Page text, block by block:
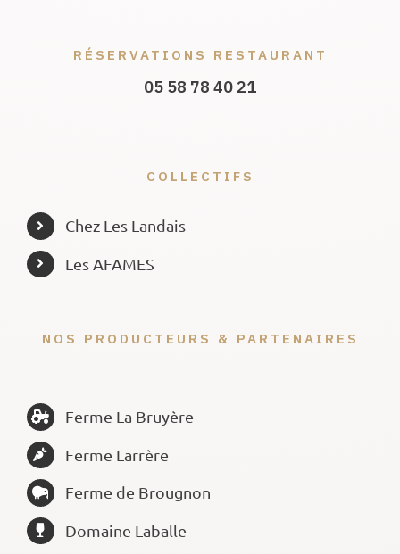
RÉSERVATIONS RESTAURANT
05 58 78 40 21
NOS PRODUCTEURS & PARTENAIRES
Ferme La Bruyère
Ferme Larrère
Ferme de Brougnon
Domaine Laballe
COLLECTIFS
Chez Les Landais
Les AFAMES